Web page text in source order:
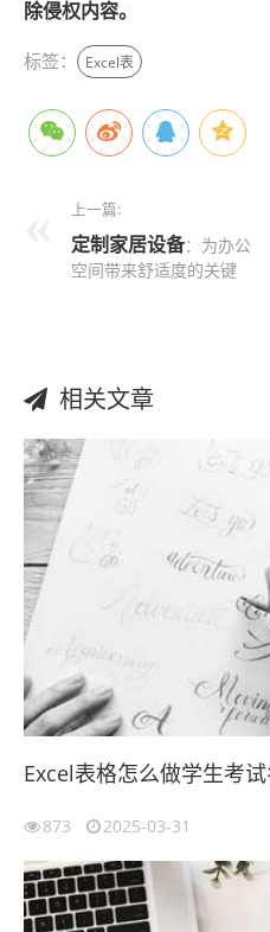
除侵权内容。
标签： Excel表
上一篇:
定制家居设备：为办公
空间带来舒适度的关键
相关文章
Excel表格怎么做学生考
873 2025-03-31